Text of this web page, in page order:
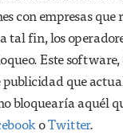
con empresas
tal fin, los
Este
que
bloquearía aquél
oTwitter.